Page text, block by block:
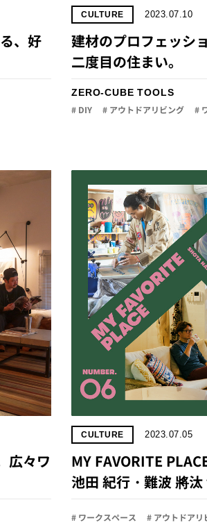
、好
CULTURE 2023.07.10
建材のプロフェッシ
二度目の住まい。
ZERO-CUBE TOOLS
# DIY # アウトドアリビング #
広々ワ
CULTURE 2023.07.05
MY FAVORITE
池田 紀行・難波 將
# ワークスペース # アウトドアリ